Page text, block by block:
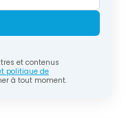
et contenus
politique de
à tout moment.